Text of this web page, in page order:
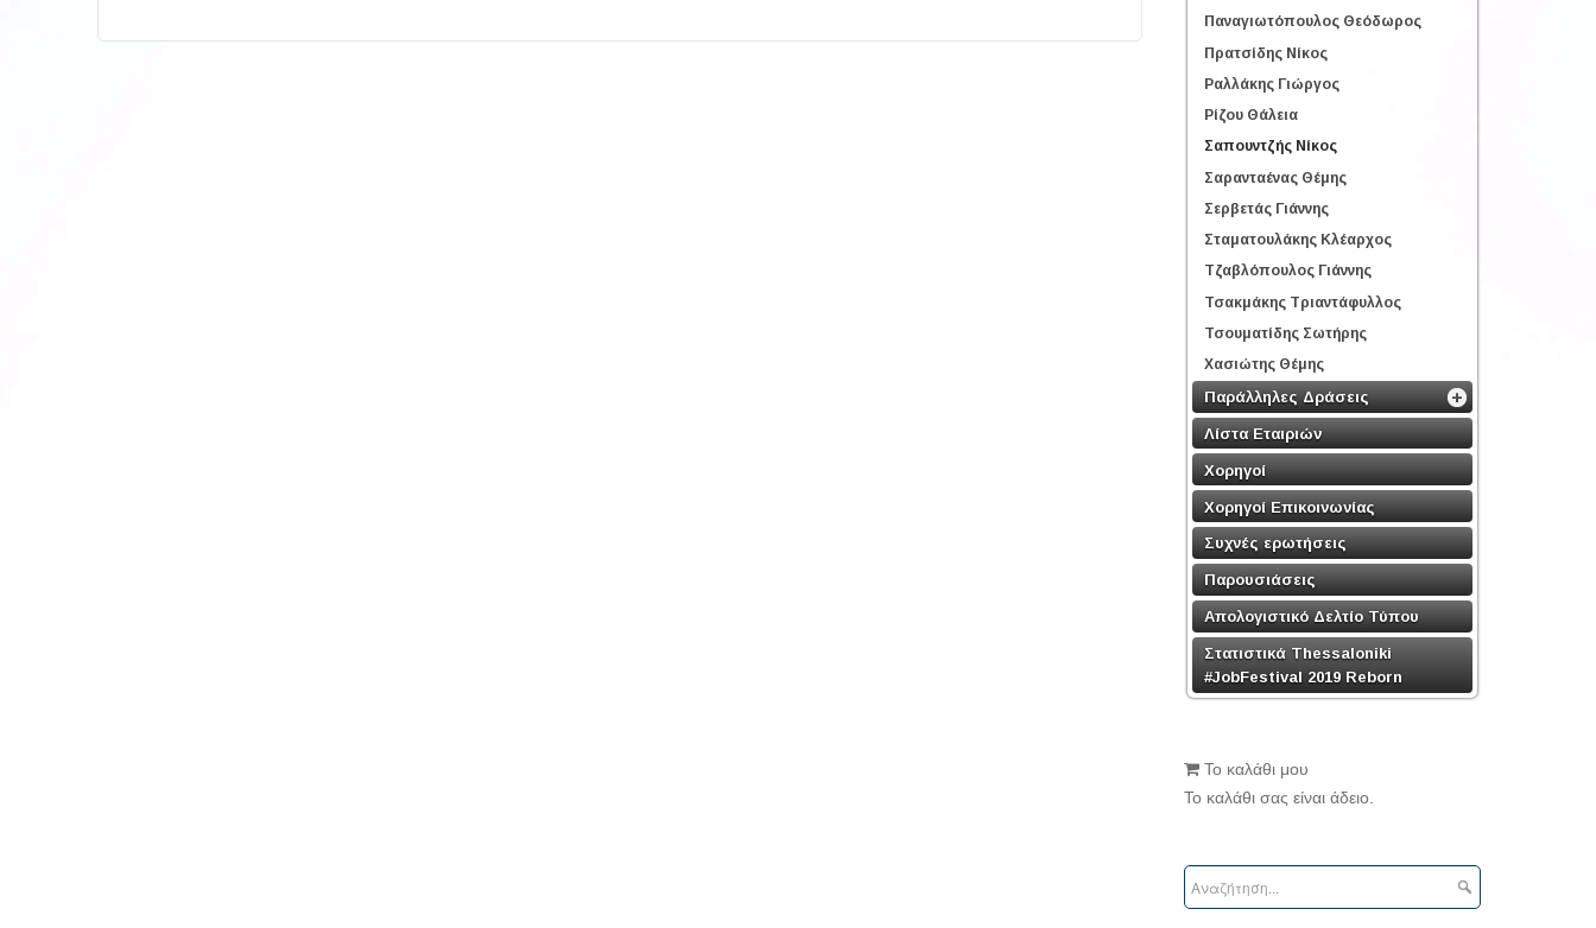
Παναγιωτόπουλος Θεόδωρος
Πρατσίδης Νίκος
Ραλλάκης Γιώργος
Ρίζου Θάλεια
Σαπουντζής Νίκος
Σαρανταένας Θέμης
Σερβετάς Γιάννης
Σταματουλάκης Κλέαρχος
Τζαβλόπουλος Γιάννης
Τσακμάκης Τριαντάφυλλος
Τσουματίδης Σωτήρης
Χασιώτης Θέμης
Παράλληλες Δράσεις
Λίστα Εταιριών
Χορηγοί
Χορηγοί Επικοινωνίας
Συχνές ερωτήσεις
Παρουσιάσεις
Απολογιστικό Δελτίο Τύπου
Στατιστικά Thessaloniki
#JobFestival 2019 Reborn
Το καλάθι μου
Το καλάθι σας είναι άδειο.